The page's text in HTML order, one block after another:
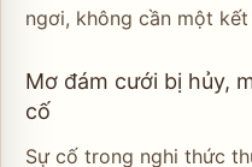
ngơi, không cần một
Mơ đám cưới bị hủy,
cố
Sự cố trong nghi thức